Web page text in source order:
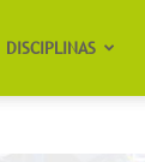
DISCIPLINAS